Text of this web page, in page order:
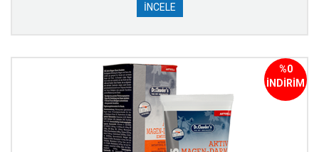
İNCELE
%0
İNDİRİM